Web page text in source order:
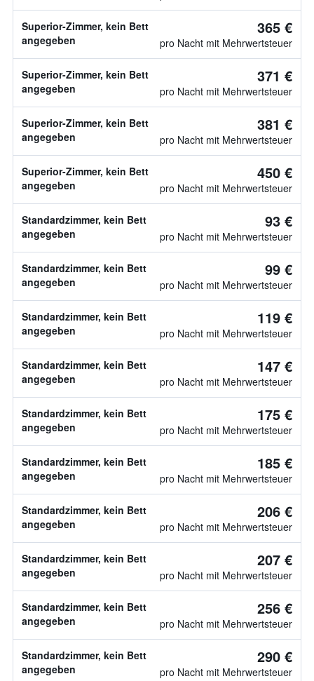
Superior-Zimmer, kein Bett
angegeben
365 €
pro Nacht mit Mehrwertsteuer
Superior-Zimmer, kein Bett
angegeben
371 €
pro Nacht mit Mehrwertsteuer
Superior-Zimmer, kein Bett
angegeben
381 €
pro Nacht mit Mehrwertsteuer
Superior-Zimmer, kein Bett
angegeben
450 €
pro Nacht mit Mehrwertsteuer
Standardzimmer, kein Bett
angegeben
93 €
pro Nacht mit Mehrwertsteuer
Standardzimmer, kein Bett
angegeben
99 €
pro Nacht mit Mehrwertsteuer
Standardzimmer, kein Bett
angegeben
119 €
pro Nacht mit Mehrwertsteuer
Standardzimmer, kein Bett
angegeben
147 €
pro Nacht mit Mehrwertsteuer
Standardzimmer, kein Bett
angegeben
175 €
pro Nacht mit Mehrwertsteuer
Standardzimmer, kein Bett
angegeben
185 €
pro Nacht mit Mehrwertsteuer
Standardzimmer, kein Bett
angegeben
206 €
pro Nacht mit Mehrwertsteuer
Standardzimmer, kein Bett
angegeben
207 €
pro Nacht mit Mehrwertsteuer
Standardzimmer, kein Bett
angegeben
256 €
pro Nacht mit Mehrwertsteuer
Standardzimmer, kein Bett
angegeben
290 €
pro Nacht mit Mehrwertsteuer